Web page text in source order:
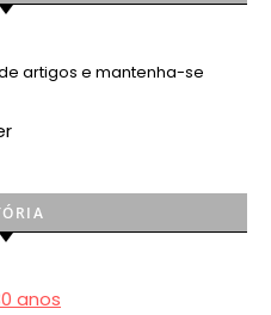
artigos e mantenha-se
anos